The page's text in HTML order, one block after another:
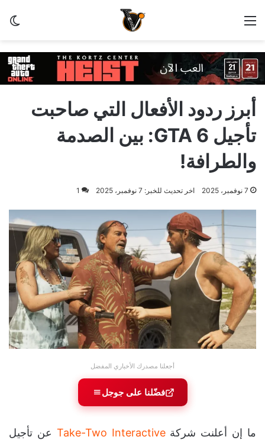
القائمة
أبرز ردود الأفعال التي صاحبت
تأجيل GTA 6: بين الصدمة
والطرافة!
7 نوفمبر، 2025 اخر تحديث للخبر: 7 نوفمبر، 2025 1
أجعلنا مصدرك الأخباري المفضل
فضّلنا على جوجل
ما إن أعلنت شركةTake-Two Interactive عن تأجيل